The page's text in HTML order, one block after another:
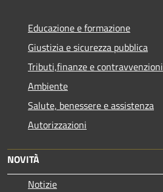
Educazione e formazione
Giustizia e sicurezza pubblica
Tributi,finanze e contravvenzioni
Ambiente
Salute, benessere e assistenza
Autorizzazioni
NOVITÀ
Notizie